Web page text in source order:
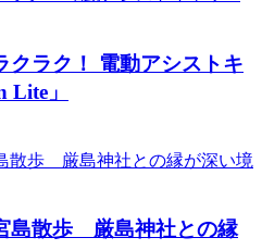
クラク！ 電動アシストキ
Lite」
島散歩 厳島神社との縁